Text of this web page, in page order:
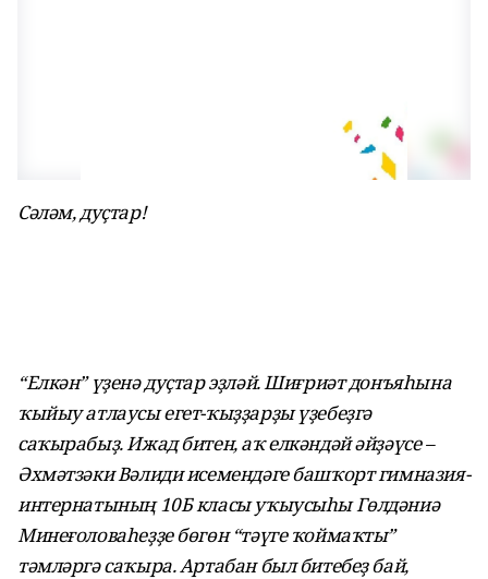
Сәләм, дуҫтар!
“Елкән” үҙенә дуҫтар эҙләй. Шиғриәт донъяһына
ҡыйыу атлаусы егет-ҡыҙҙарҙы үҙебеҙгә
саҡырабыҙ. Ижад битен, аҡ елкәндәй әйҙәүсе –
Әхмәтзәки Вәлиди исемендәге башҡорт гимназия-
интернатының 10Б класы уҡыусыһы Гөлдәниә
Минеғоловаһеҙҙе бөгөн “тәүге ҡоймаҡты”
тәмләргә саҡыра. Артабан был битебеҙ бай,